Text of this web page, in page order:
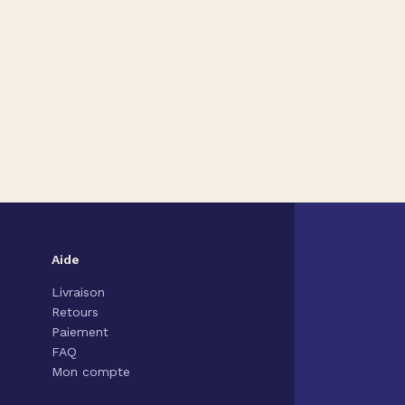
Aide
Livraison
Retours
Paiement
FAQ
Mon compte